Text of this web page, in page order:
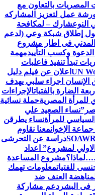
المصريات بالتعاون مع
عمل لتعزيز المشاركه
النوعشارك – لمكافحة
إطلاق شبكة وعي (لدعم
فى اطار مشروع
وكسب التأييدمهمة
تبدأ تنفيذ فاعليات
اعلان عن فيلم دليل
الإنسان اجراء سلبي يهدف
الضارة بالفتياتالإجراءات
للمرأة المصريةحملة نسائية
نساء الصعيد علي
للمرأةنساء يطرقن
الإخوانمعنا نقاوم
دراسة عن التحرشى
لمشروع” اعداد
مشروع المساعدة
للفتياتمعلومات تهمك
لمناهضة العنف ضد
فى البشر دعم مشاركة